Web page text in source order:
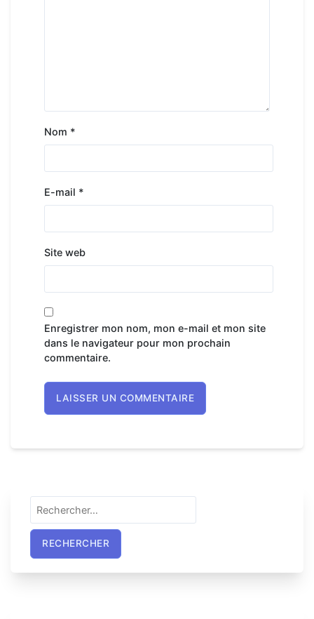
Nom *
E-mail *
Site web
Enregistrer mon nom, mon e-mail et mon site
dans le navigateur pour mon prochain
commentaire.